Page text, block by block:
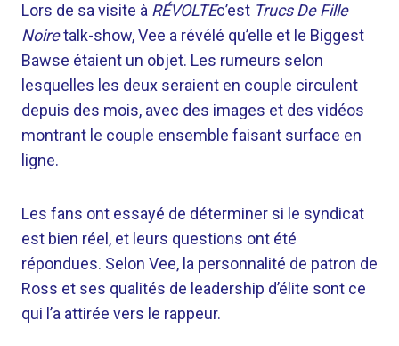
Lors de sa visite à RÉVOLTEc’est Trucs De Fille
Noiretalk-show, Vee a révélé qu’elle et le Biggest
Bawse étaient un objet. Les rumeurs selon
lesquelles les deux seraient en couple circulent
depuis des mois, avec des images et des vidéos
montrant le couple ensemble faisant surface en
ligne.
Les fans ont essayé de déterminer si le syndicat
est bien réel, et leurs questions ont été
répondues. Selon Vee, la personnalité de patron de
Ross et ses qualités de leadership d’élite sont ce
qui l’a attirée vers le rappeur.